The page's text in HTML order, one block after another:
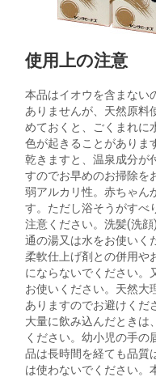
使用上の注意
本品はイオウを含まない
ありませんが、天然原料
めておくと、ごくまれに
色が起きることがありま
乾きますと、温泉成分が
すのでお早めのお掃除を
弱アルカリ性。赤ちゃん
す。ただし浴そうがすべ
注意ください。洗髪(洗
通の湯又は水をお使いく
柔軟仕上げ剤との併用や
にならないでください。
お使いください。天然大
ありますのでお避けくだ
大量に飲み込んだときは
ください。幼小児の手の
品は長時間を経ても品質
は使わないでください。